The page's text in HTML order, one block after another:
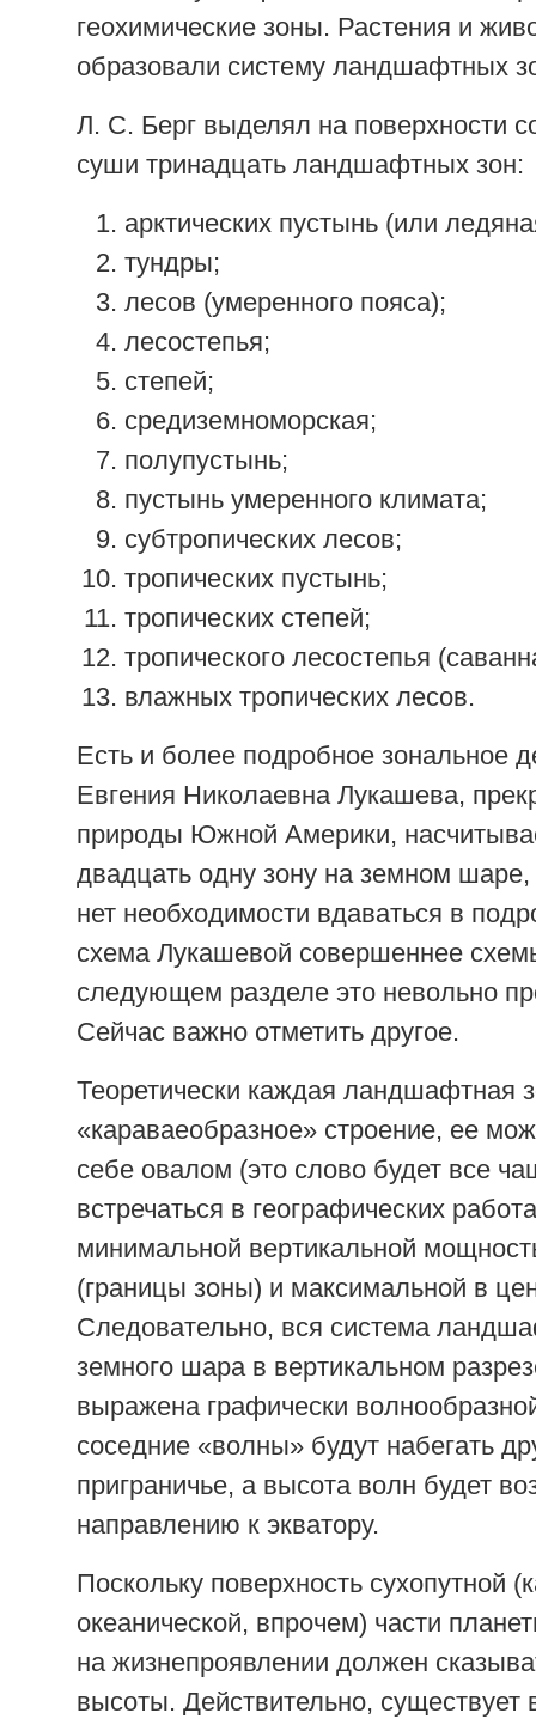
геохимические зоны. Растения и
образовали систему ландшафтных
Л. С. Берг выделял на поверхности
суши тринадцать ландшафтных зон:
арктических пустынь (или
тундры;
лесов (умеренного пояса);
лесостепья;
степей;
средиземноморская;
полупустынь;
пустынь умеренного климата;
субтропических лесов;
тропических пустынь;
тропических степей;
тропического лесостепья
влажных тропических лесов.
Есть и более подробное зональное
Евгения Николаевна Лукашева,
природы Южной Америки,
двадцать одну зону на земном шаре,
нет необходимости вдаваться в
схема Лукашевой совершеннее
следующем разделе это невольно
Сейчас важно отметить другое.
Теоретически каждая ландшафтная
«караваеобразное» строение, ее
себе овалом (это слово будет все
встречаться в географических
минимальной вертикальной
(границы зоны) и максимальной в
Следовательно, вся система
земного шара в вертикальном
выражена графически
соседние «волны» будут набегать
приграничье, а высота волн будет
направлению к экватору.
Поскольку поверхность сухопутной
океанической, впрочем) части
на жизнепроявлении должен
высоты. Действительно, существует